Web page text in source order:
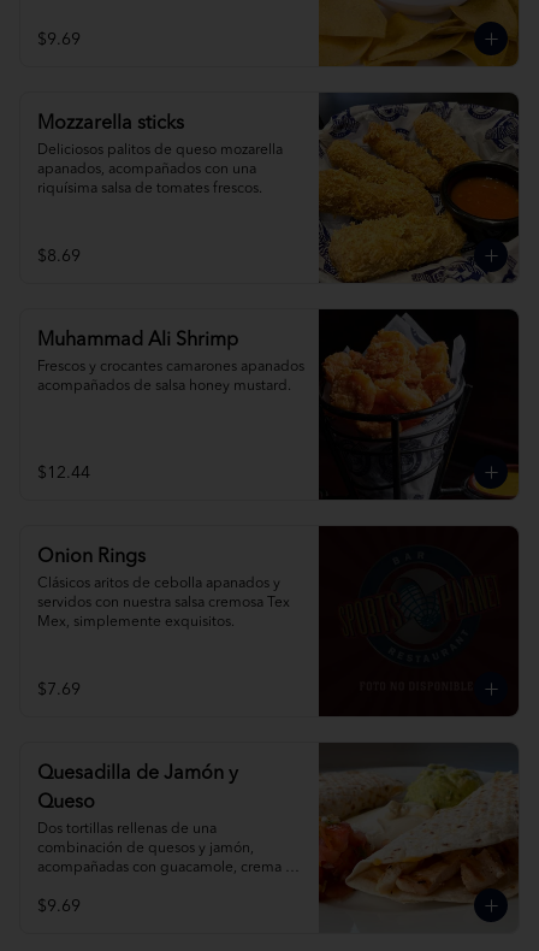
$9.69
Mozzarella sticks
Deliciosos palitos de queso mozarella
apanados, acompañados con una
riquísima salsa de tomates frescos.
$8.69
Muhammad Ali Shrimp
Frescos y crocantes camarones apanados
acompañados de salsa honey mustard.
$12.44
Onion Rings
Clásicos aritos de cebolla apanados y
servidos con nuestra salsa cremosa Tex
Mex, simplemente exquisitos.
$7.69
Quesadilla de Jamón y
Queso
Dos tortillas rellenas de una
combinación de quesos y jamón,
acompañadas con guacamole, crema
$9.69